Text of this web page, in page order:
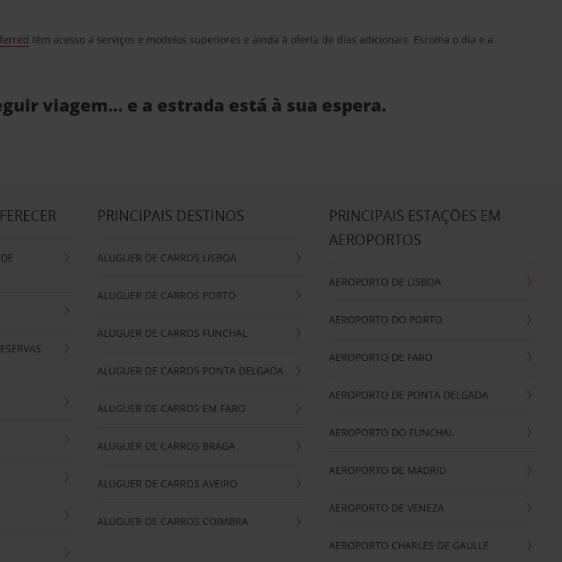
têm acesso a serviços e modelos superiores e ainda à oferta de dias adicionais. Escolha o dia e a
viagem… e a estrada está à sua espera.
PRINCIPAIS DESTINOS
ALUGUER DE CARROS LISBOA
ALUGUER DE CARROS PORTO
ALUGUER DE CARROS FUNCHAL
ALUGUER DE CARROS PONTA DELGADA
ALUGUER DE CARROS EM FARO
ALUGUER DE CARROS BRAGA
ALUGUER DE CARROS AVEIRO
ALUGUER DE CARROS COIMBRA
PRINCIPAIS ESTAÇÕES EM
AEROPORTOS
AEROPORTO DE LISBOA
AEROPORTO DO PORTO
AEROPORTO DE FARO
AEROPORTO DE PONTA DELGADA
AEROPORTO DO FUNCHAL
AEROPORTO DE MADRID
AEROPORTO DE VENEZA
AEROPORTO CHARLES DE GAULLE